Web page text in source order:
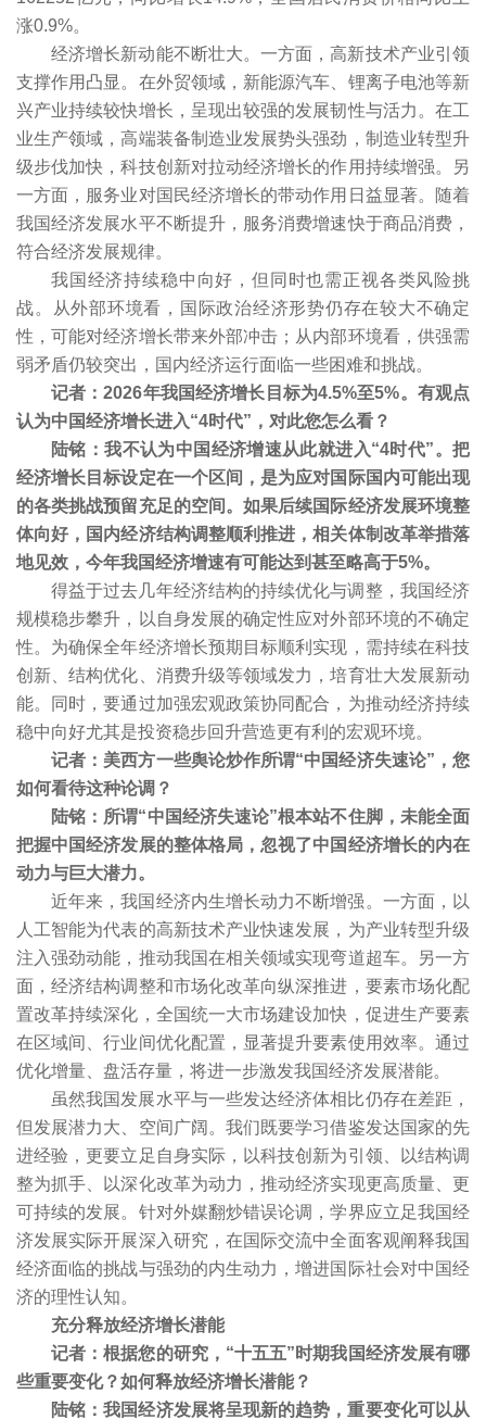
涨0.9%。
经济增长新动能不断壮大。一方面，高新技术产业引领
支撑作用凸显。在外贸领域，新能源汽车、锂离子电池等新
兴产业持续较快增长，呈现出较强的发展韧性与活力。在工
业生产领域，高端装备制造业发展势头强劲，制造业转型升
级步伐加快，科技创新对拉动经济增长的作用持续增强。另
一方面，服务业对国民经济增长的带动作用日益显著。随着
我国经济发展水平不断提升，服务消费增速快于商品消费，
符合经济发展规律。
我国经济持续稳中向好，但同时也需正视各类风险挑
战。从外部环境看，国际政治经济形势仍存在较大不确定
性，可能对经济增长带来外部冲击；从内部环境看，供强需
弱矛盾仍较突出，国内经济运行面临一些困难和挑战。
记者：2026年我国经济增长目标为4.5%至5%。有观点
认为中国经济增长进入“4时代”，对此您怎么看？
陆铭：我不认为中国经济增速从此就进入“4时代”。把
经济增长目标设定在一个区间，是为应对国际国内可能出现
的各类挑战预留充足的空间。如果后续国际经济发展环境整
体向好，国内经济结构调整顺利推进，相关体制改革举措落
地见效，今年我国经济增速有可能达到甚至略高于5%。
得益于过去几年经济结构的持续优化与调整，我国经济
规模稳步攀升，以自身发展的确定性应对外部环境的不确定
性。为确保全年经济增长预期目标顺利实现，需持续在科技
创新、结构优化、消费升级等领域发力，培育壮大发展新动
能。同时，要通过加强宏观政策协同配合，为推动经济持续
稳中向好尤其是投资稳步回升营造更有利的宏观环境。
记者：美西方一些舆论炒作所谓“中国经济失速论”，您
如何看待这种论调？
陆铭：所谓“中国经济失速论”根本站不住脚，未能全面
把握中国经济发展的整体格局，忽视了中国经济增长的内在
动力与巨大潜力。
近年来，我国经济内生增长动力不断增强。一方面，以
人工智能为代表的高新技术产业快速发展，为产业转型升级
注入强劲动能，推动我国在相关领域实现弯道超车。另一方
面，经济结构调整和市场化改革向纵深推进，要素市场化配
置改革持续深化，全国统一大市场建设加快，促进生产要素
在区域间、行业间优化配置，显著提升要素使用效率。通过
优化增量、盘活存量，将进一步激发我国经济发展潜能。
虽然我国发展水平与一些发达经济体相比仍存在差距，
但发展潜力大、空间广阔。我们既要学习借鉴发达国家的先
进经验，更要立足自身实际，以科技创新为引领、以结构调
整为抓手、以深化改革为动力，推动经济实现更高质量、更
可持续的发展。针对外媒翻炒错误论调，学界应立足我国经
济发展实际开展深入研究，在国际交流中全面客观阐释我国
经济面临的挑战与强劲的内生动力，增进国际社会对中国经
济的理性认知。
充分释放经济增长潜能
记者：根据您的研究，“十五五”时期我国经济发展有哪
些重要变化？如何释放经济增长潜能？
陆铭：我国经济发展将呈现新的趋势，重要变化可以从